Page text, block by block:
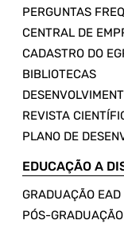
PERGUNTAS
CENTRAL DE
CADASTRO DO
BIBLIOTECAS
REVISTA
PLANO DE
EDUCAÇÃO A
GRADUAÇÃO EAD
PÓS-